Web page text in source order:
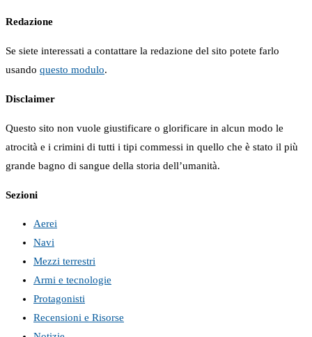
Redazione
Se siete interessati a contattare la redazione del sito potete farlo
usando questo modulo.
Disclaimer
Questo sito non vuole giustificare o glorificare in alcun modo le
atrocità e i crimini di tutti i tipi commessi in quello che è stato il più
grande bagno di sangue della storia dell’umanità.
Sezioni
Aerei
Navi
Mezzi terrestri
Armi e tecnologie
Protagonisti
Recensioni e Risorse